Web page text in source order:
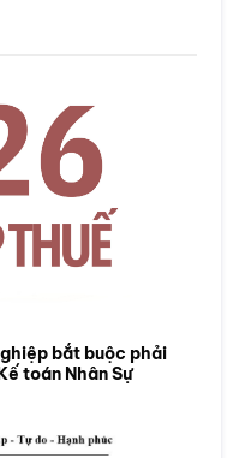
bắt buộc phải
toán Nhân Sự